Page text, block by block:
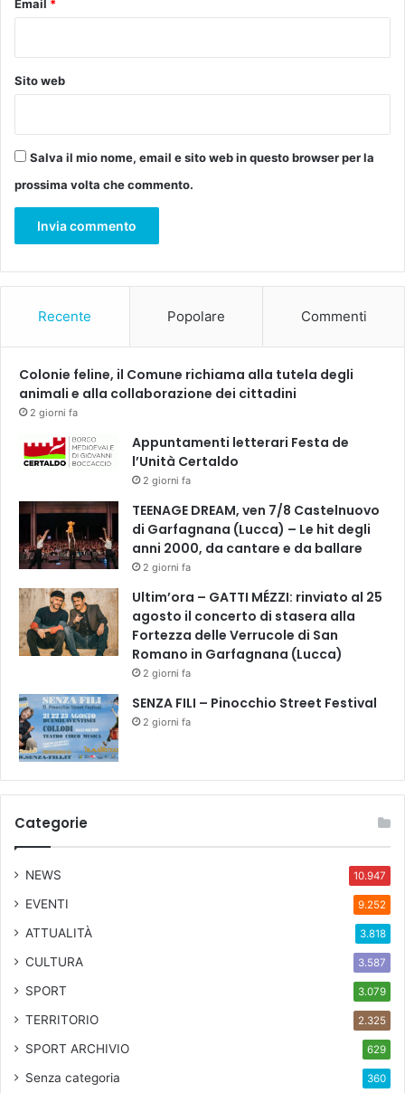
Email *
Sito web
Salva il mio nome, email e sito web in questo browser per la
prossima volta che commento.
Recente Popolare Commenti
Colonie feline, il Comune richiama alla tutela degli
animali e alla collaborazione dei cittadini
2 giorni fa
Appuntamenti letterari Festa de
l’Unità Certaldo
2 giorni fa
TEENAGE DREAM, ven 7/8 Castelnuovo
di Garfagnana (Lucca) – Le hit degli
anni 2000, da cantare e da ballare
2 giorni fa
Ultim’ora – GATTI MÉZZI: rinviato al 25
agosto il concerto di stasera alla
Fortezza delle Verrucole di San
Romano in Garfagnana (Lucca)
2 giorni fa
SENZA FILI – Pinocchio Street Festival
2 giorni fa
Categorie
NEWS 10.947
EVENTI 9.252
ATTUALITÀ 3.818
CULTURA 3.587
SPORT 3.079
TERRITORIO 2.325
SPORT ARCHIVIO 629
Senza categoria 360